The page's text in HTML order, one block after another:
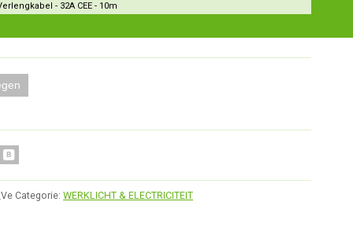
- 32A CEE - 10m
Categorie: WERKLICHT & ELECTRICITEIT